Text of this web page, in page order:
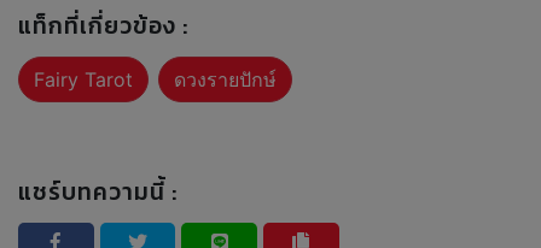
แท็กที่เกี่ยวข้อง :
Fairy Tarot ดวงรายปักษ์
แชร์บทความนี้ :